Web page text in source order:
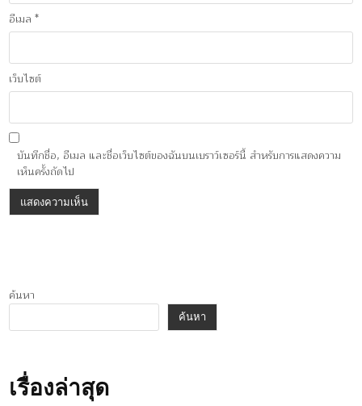
อีเมล*
เว็บไซต์
บันทึกชื่อ, อีเมล และชื่อเว็บไซต์ของฉันบนเบราว์เซอร์นี้ สำหรับการแสดงความ
เห็นครั้งถัดไป
ค้นหา
ค้นหา
เรื่องล่าสุด